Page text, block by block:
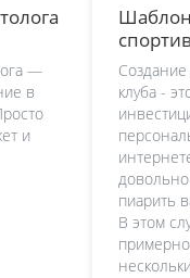
—
в
и
Шаблон
клуба -
довольно
пиарить
В этом